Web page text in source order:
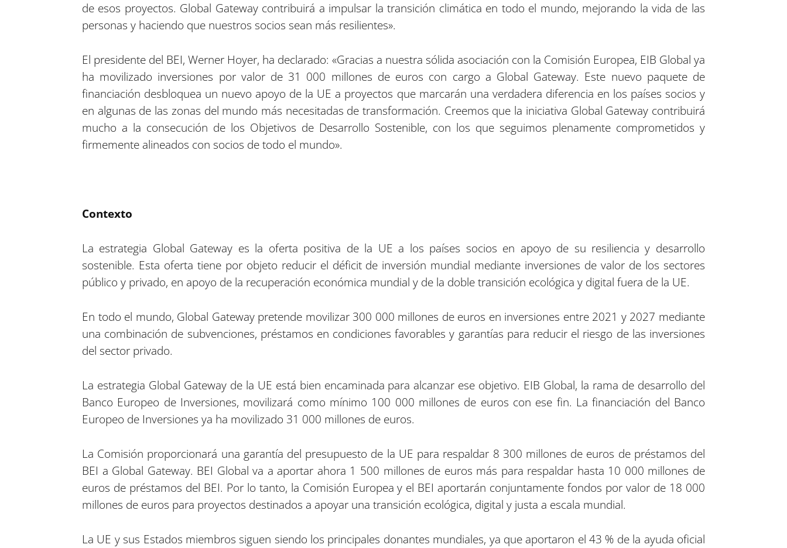
de esos proyectos. Global Gateway contribuirá a impulsar la transición climática en todo el mundo, mejorando la vida de las
personas y haciendo que nuestros socios sean más resilientes».
El presidente del BEI, Werner Hoyer, ha declarado: «Gracias a nuestra sólida asociación con la Comisión Europea, EIB Global ya
ha movilizado inversiones por valor de 31 000 millones de euros con cargo a Global Gateway. Este nuevo paquete de
financiación desbloquea un nuevo apoyo de la UE a proyectos que marcarán una verdadera diferencia en los países socios y
en algunas de las zonas del mundo más necesitadas de transformación. Creemos que la iniciativa Global Gateway contribuirá
mucho a la consecución de los Objetivos de Desarrollo Sostenible, con los que seguimos plenamente comprometidos y
firmemente alineados con socios de todo el mundo».
Contexto
La estrategia Global Gateway es la oferta positiva de la UE a los países socios en apoyo de su resiliencia y desarrollo
sostenible. Esta oferta tiene por objeto reducir el déficit de inversión mundial mediante inversiones de valor de los sectores
público y privado, en apoyo de la recuperación económica mundial y de la doble transición ecológica y digital fuera de la UE.
En todo el mundo, Global Gateway pretende movilizar 300 000 millones de euros en inversiones entre 2021 y 2027 mediante
una combinación de subvenciones, préstamos en condiciones favorables y garantías para reducir el riesgo de las inversiones
del sector privado.
La estrategia Global Gateway de la UE está bien encaminada para alcanzar ese objetivo. EIB Global, la rama de desarrollo del
Banco Europeo de Inversiones, movilizará como mínimo 100 000 millones de euros con ese fin. La financiación del Banco
Europeo de Inversiones ya ha movilizado 31 000 millones de euros.
La Comisión proporcionará una garantía del presupuesto de la UE para respaldar 8 300 millones de euros de préstamos del
BEI a Global Gateway. BEI Global va a aportar ahora 1 500 millones de euros más para respaldar hasta 10 000 millones de
euros de préstamos del BEI. Por lo tanto, la Comisión Europea y el BEI aportarán conjuntamente fondos por valor de 18 000
millones de euros para proyectos destinados a apoyar una transición ecológica, digital y justa a escala mundial.
La UE y sus Estados miembros siguen siendo los principales donantes mundiales, ya que aportaron el 43 % de la ayuda oficial